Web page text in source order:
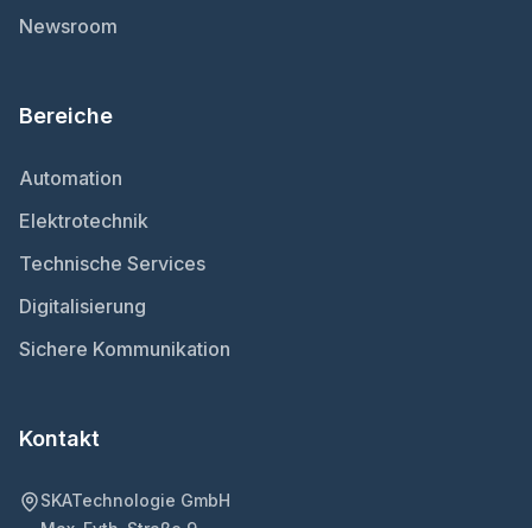
Newsroom
Bereiche
Automation
Elektrotechnik
Technische Services
Digitalisierung
Sichere Kommunikation
Kontakt
SKATechnologie GmbH